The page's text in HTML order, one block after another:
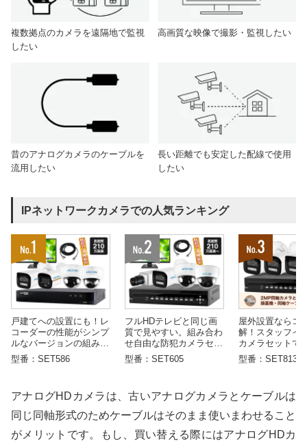
複数拠点のカメラを遠隔地で監視
したい
高画質な映像で撮影・監視したい
昔のアナログカメラのケーブルを
流用したい
長い距離でも安定した配線で使用
したい
IPネットワークカメラでの人気ランキング
戸建てへの設置にも！レ
コーダーの性能がシンプ
ルなバージョンの組み合
わせ自由な防犯カメラセ
ットです
型番：SET586
フルHDテレビと同じ画
質で見やすい。組み合わ
せ自由な防犯カメラセッ
トです。
型番：SET605
屋外設置ならコ
解！スタッフイ
カメラセットで
型番：SET813
アナログHDカメラは、古いアナログカメラとケーブルは
同じ同軸形式のためケーブルはそのまま使いまわせること
がメリットです。もし、買い替える際にはアナログHDカ